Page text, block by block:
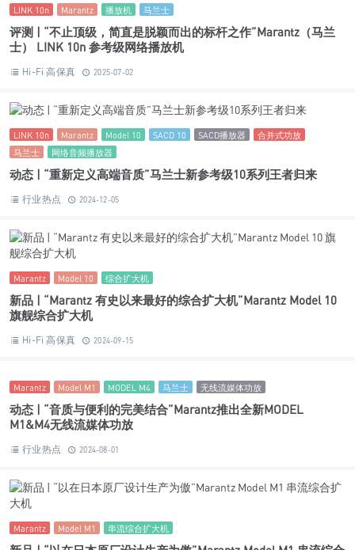
LINK 10n Marantz 播放机 马兰士
评测 | “不止顶级，简直是脱颖而出的标杆之作”Marantz（马兰
士） LINK 10n 参考级网络播放机
Hi-Fi 高保真 2025-07-02
LINK 10n Marantz Model 10 SACD 10 SACD播放器
合并式功放
马兰士
网络音频播放器
动态 | “重新定义高端音质”马兰士新参考级10系列王者归来
行业热点 2024-12-05
Marantz Model 10
新品 | “Marantz 有史以来最好的综合扩大机”Marantz Model 10
旗舰综合扩大机
Hi-Fi 高保真 2024-09-15
动态 | “音质与便利的完美结合”Marantz推出全新MODEL
M1&M4无线流媒体功放
行业热点 2024-08-01
新品 | “以在日本原厂设计生产为傲”Marantz Model M1 串流综合
扩大机
Hi-Fi 高保真 2024-06-22